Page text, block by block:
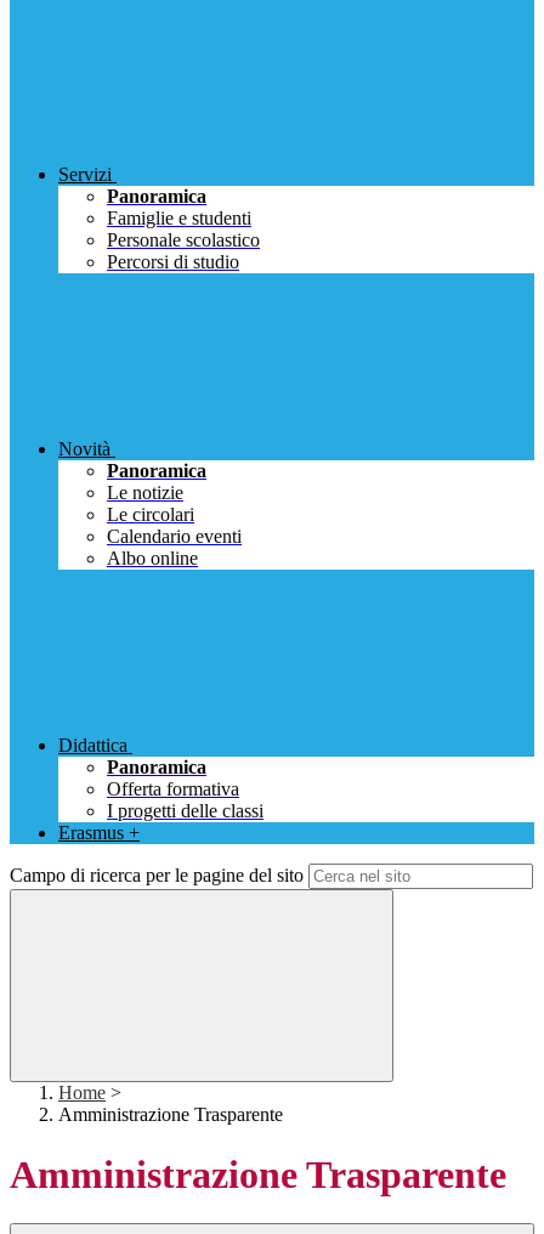
Servizi
Panoramica
Famiglie e studenti
Personale scolastico
Percorsi di studio
Novità
Panoramica
Le notizie
Le circolari
Calendario eventi
Albo online
Didattica
Panoramica
Offerta formativa
I progetti delle classi
Erasmus +
Campo di ricerca per le pagine del sito
Home >
Amministrazione Trasparente
Amministrazione Trasparente